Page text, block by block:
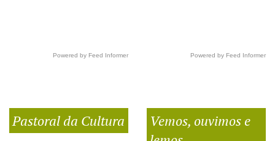
Powered by Feed Informer Powered by Feed Informer
Pastoral da Cultura
Vemos, ouvimos e